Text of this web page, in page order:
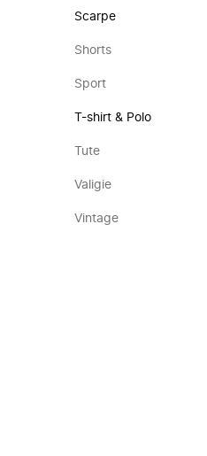
Scarpe
Shorts
Sport
T-shirt & Polo
Tute
Valigie
Vintage